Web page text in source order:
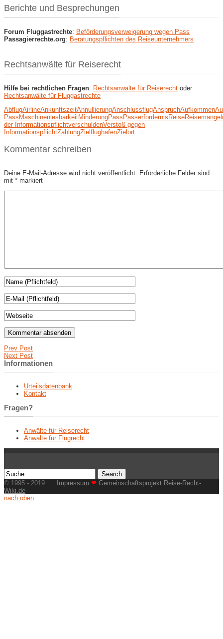
Berichte und Besprechungen
Forum Fluggastrechte: Beförderungsverweigerung wegen Pass
Passagierrechte.org: Beratungspflichten des Reiseunternehmers
Rechtsanwälte für Reiserecht
Hilfe bei rechtlichen Fragen: Rechtsanwälte für Reiserecht oder
Rechtsanwälte für Fluggastrechte
AbflugAirlineAnkunftszeitAnnullierungAnschlussflugAnspruchAufkommen
PassMaschinenlesbarkeitMinderungPassPasserfordernisReiseReisemängel
der InformationspflichtverschuldenVerstoß gegen
InformationspflichtZahlungZielflughafenZielort
Kommentar schreiben
Deine E-Mail-Adresse wird nicht veröffentlicht. Erforderliche Felder sind
mit * markiert
Prev Post
Next Post
Informationen
Urteilsdatenbank
Kontakt
Fragen?
Anwälte für Reiserecht
Anwälte für Flugrecht
© 1995 - 2019 Impressum ❤ Gemeinschaftsprojekt Reise-Recht-
Wiki.de
nach oben